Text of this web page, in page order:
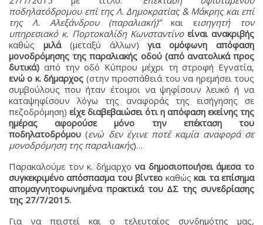
ποδηλατόδρομου επί της Λ. Δημοκρατίας & Μάκρης και επί
της Λ. Αλεξάνδρου (παραλιακή)”και εισηγητή τον
υπηρεσιακό κ. Πορτοκαλίδη Κωνσταντίνοείναι ανακριβής
καθώς μιλά(μεταξύ άλλων)για ομόφωνη απόφαση
μονοδρόμησης της παραλιακής οδού (από ανατολικά προς
δυτικά) από την οδό Κύπρου μέχρι τη στροφή Εγνατία,
ενώ ο κ. δήμαρχος (στην προσπάθειά του να ηρεμήσει τους
συμβούλους που ήταν έτοιμοι να ψηφίσουν λευκό ή να
καταψηφίσουν λόγω της αναφοράς της εισήγησης σε
πεζοδρόμηση) είχε διαβεβαιώσει ότι η απόφαση εκείνης της
ημέρας αφορούσε μόνο την επέκταση του
ποδηλατοδρόμου (ενώ δεν έγινε ποτέ καμία αναφορά σε
μονοδρόμηση της παραλιακής)…
Παρακαλούμε τον κ. δήμαρχονα δημοσιοποιήσει άμεσα το
συγκεκριμένο απόσπασμα του βίντεο καθώςκαι τα επίσημα
απομαγνητοφωνημένα πρακτικά του ΔΣ της συνεδρίασης
της 27/7/2015.
Για να πειστεί και ο τελευταίος συνδημότης μας,